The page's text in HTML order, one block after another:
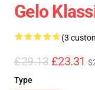
Gelo
(3
£29.13 £23.31
Type